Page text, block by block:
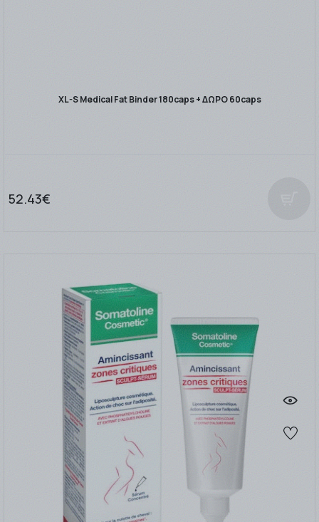
XL-S Medical Fat Binder 180caps + ΔΩΡΟ 60caps
52.43€